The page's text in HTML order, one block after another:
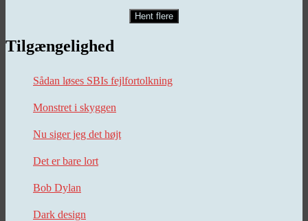
Hent flere
Tilgængelighed
Sådan løses SBIs fejlfortolkning
Monstret i skyggen
Nu siger jeg det højt
Det er bare lort
Bob Dylan
Dark design